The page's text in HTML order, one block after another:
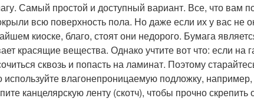
Самый простой и доступный вариант. Все, что вам
всю поверхность пола. Но даже если их у вас не
киоске, благо, стоят они недорого. Бумага
красящие вещества. Однако учтите вот что: если на
сквозь и попасть на ламинат. Поэтому
используйте влагонепроницаемую подложку,
канцелярскую ленту (скотч), чтобы прочно скрепить